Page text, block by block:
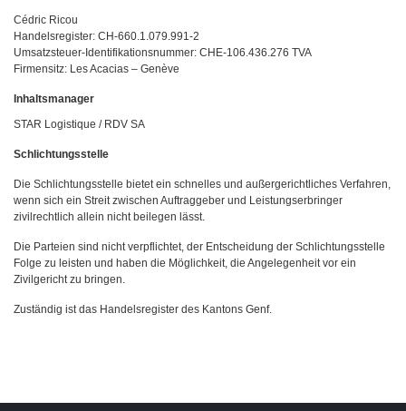
Cédric Ricou
Handelsregister: CH-660.1.079.991-2
Umsatzsteuer-Identifikationsnummer: CHE-106.436.276 TVA
Firmensitz: Les Acacias – Genève
Inhaltsmanager
STAR Logistique / RDV SA
Schlichtungsstelle
Die Schlichtungsstelle bietet ein schnelles und außergerichtliches Verfahren,
wenn sich ein Streit zwischen Auftraggeber und Leistungserbringer
zivilrechtlich allein nicht beilegen lässt.
Die Parteien sind nicht verpflichtet, der Entscheidung der Schlichtungsstelle
Folge zu leisten und haben die Möglichkeit, die Angelegenheit vor ein
Zivilgericht zu bringen.
Zuständig ist das Handelsregister des Kantons Genf.